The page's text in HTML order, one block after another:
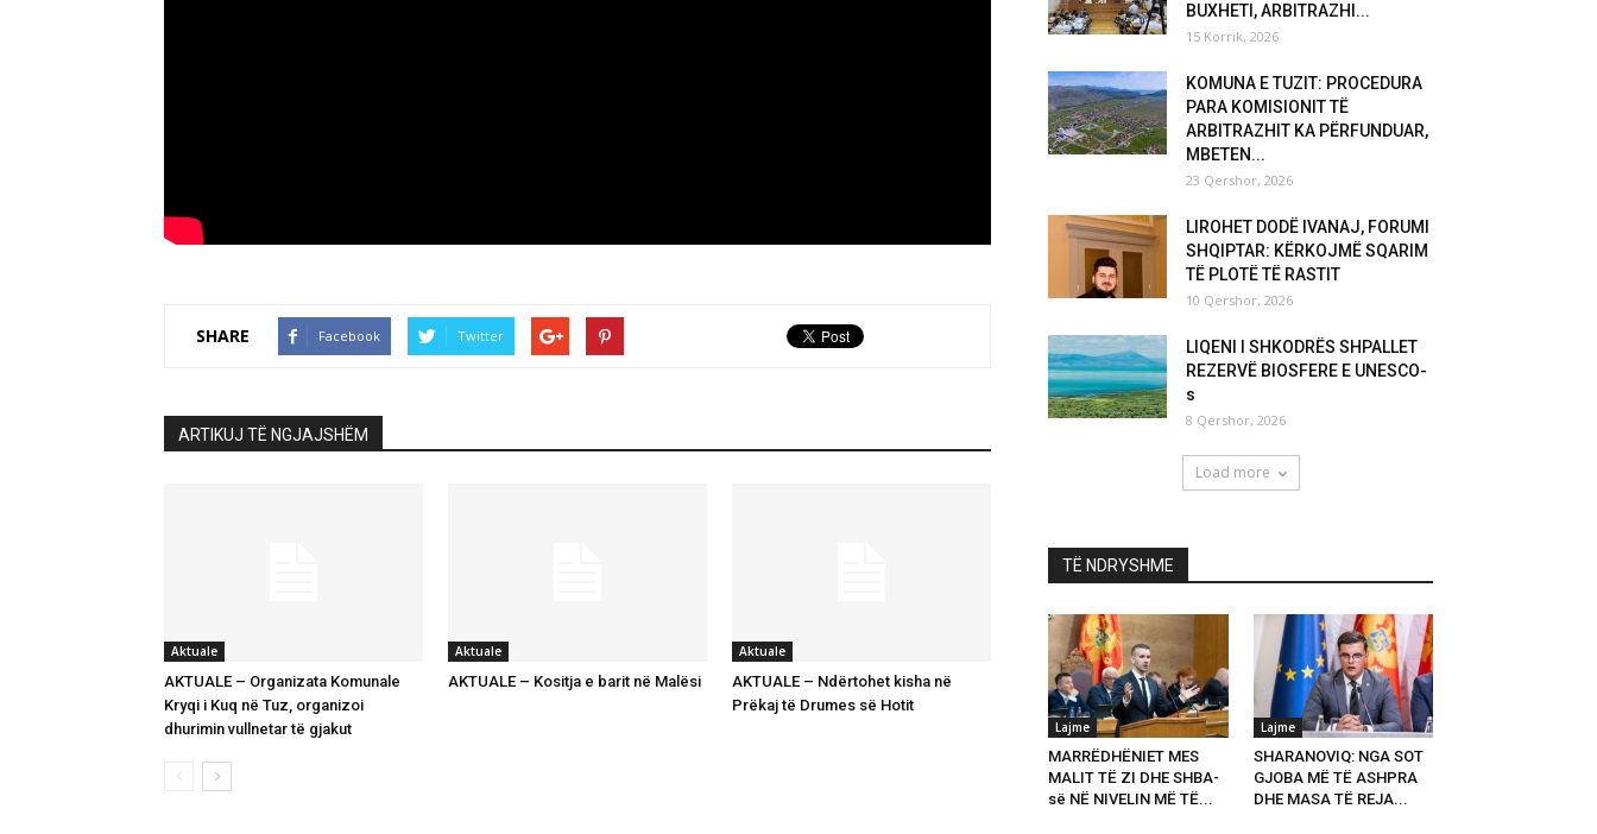
SHARE Facebook Twitter
ARTIKUJ TË NGJAJSHËM
Aktuale
AKTUALE – Organizata Komunale
Kryqi i Kuq në Tuz, organizoi
dhurimin vullnetar të gjakut
Aktuale
AKTUALE – Kositja e barit në Malësi
Aktuale
AKTUALE – Ndërtohet kisha në
Prëkaj të Drumes së Hotit
BUXHETI, ARBITRAZHI...
15 Korrik, 2026
KOMUNA E TUZIT: PROCEDURA
PARA KOMISIONIT TË
ARBITRAZHIT KA PËRFUNDUAR,
MBETEN...
23 Qershor, 2026
LIROHET DODË IVANAJ, FORUMI
SHQIPTAR: KËRKOJMË SQARIM
TË PLOTË TË RASTIT
10 Qershor, 2026
LIQENI I SHKODRËS SHPALLET
REZERVË BIOSFERE E UNESCO-
s
8 Qershor, 2026
Load more
TË NDRYSHME
Lajme
MARRËDHËNIET MES
MALIT TË ZI DHE SHBA-
së NË NIVELIN MË TË...
Lajme
SHARANOVIQ: NGA SOT
GJOBA MË TË ASHPRA
DHE MASA TË REJA...